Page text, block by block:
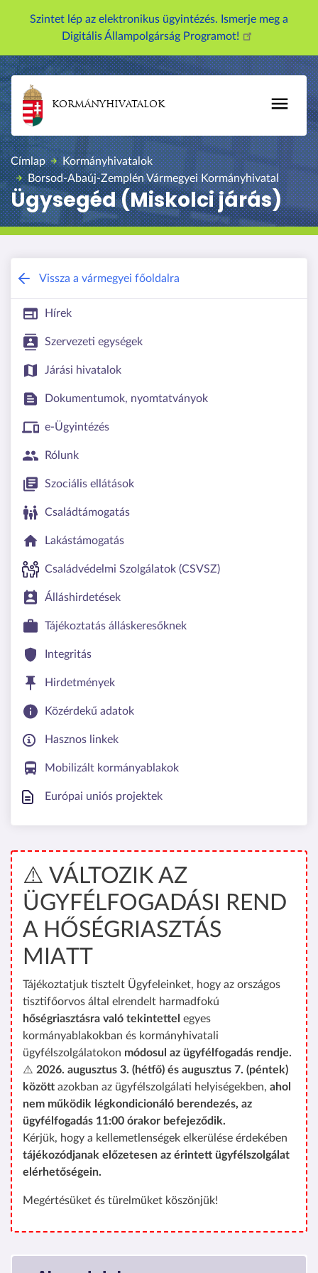
á
a
a
r
t
a
l
o
r
a
Szintet lép az elektronikus ügyintézés. Ismerje meg a
Digitális Állampolgárság Programot!
KORMÁNYHIVATALOK
Címlap
Kormányhivatalok
Borsod-Abaúj-Zemplén Vármegyei Kormányhivatal
Ügysegéd (Miskolci járás)
Borsod-Abaúj-Zemplén Vármegyei
Vissza a vármegyei főoldalra
Hírek
Szervezeti egységek
Járási hivatalok
Dokumentumok, nyomtatványok
e-Ügyintézés
Rólunk
Szociális ellátások
Családtámogatás
Lakástámogatás
Családvédelmi Szolgálatok (CSVSZ)
Álláshirdetések
Tájékoztatás álláskeresőknek
Integritás
Hirdetmények
Közérdekű adatok
Hasznos linkek
Mobilizált kormányablakok
Európai uniós projektek
⚠️ VÁLTOZIK AZ
ÜGYFÉLFOGADÁSI REND
A HŐSÉGRIASZTÁS
MIATT
Tájékoztatjuk tisztelt Ügyfeleinket, hogy az országos
tisztifőorvos által elrendelt harmadfokú
hőségriasztásra való tekintettel egyes
kormányablakokban és kormányhivatali
ügyfélszolgálatokon módosul az ügyfélfogadás rendje.
⚠️ 2026. augusztus 3. (hétfő) és augusztus 7. (péntek)
között azokban az ügyfélszolgálati helyiségekben, ahol
nem működik légkondicionáló berendezés, az
ügyfélfogadás 11:00 órakor befejeződik.
Kérjük, hogy a kellemetlenségek elkerülése érdekében
tájékozódjanak előzetesen az érintett ügyfélszolgálat
elérhetőségein.
Megértésüket és türelmüket köszönjük!